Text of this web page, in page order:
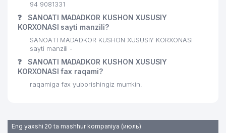
94 9081331
❓
SANOATI MADADKOR KUSHON XUSUSIY
KORXONASI sayti manzili?
SANOATI MADADKOR KUSHON XUSUSIY KORXONASI
sayti manzili -
❓
SANOATI MADADKOR KUSHON XUSUSIY
KORXONASI fax raqami?
raqamiga fax yuborishingiz mumkin.
Eng yaxshi 20 ta mashhur kompaniya (июль)